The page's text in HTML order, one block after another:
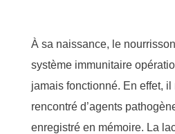
À sa naissance, le
système immunitaire
jamais fonctionné. En effet, il
rencontré d’agents
enregistré en mémoire. La